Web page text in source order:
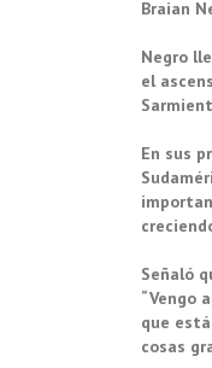
Braian
Negro
el
En sus
Señaló
“Vengo
que
cosas